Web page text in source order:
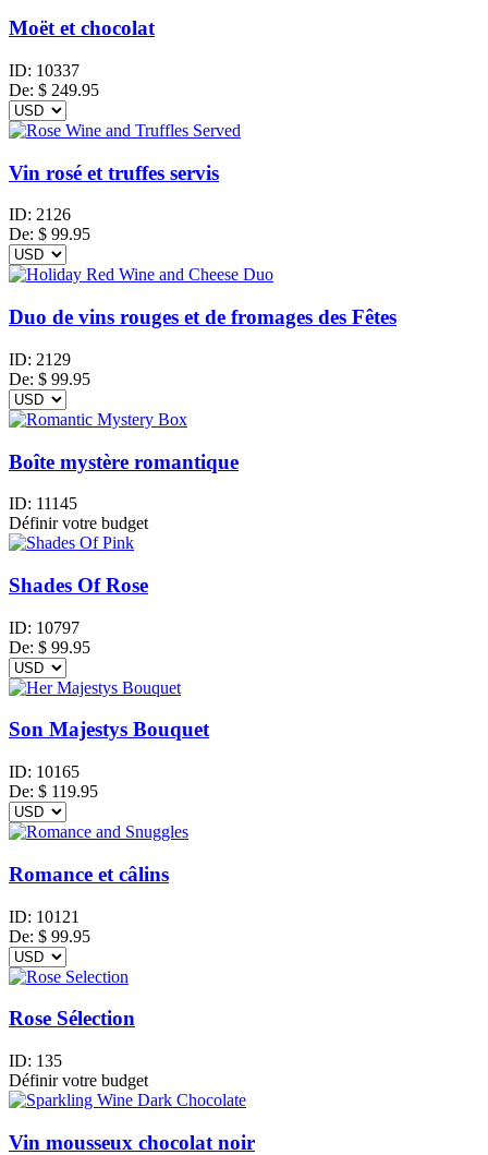
Moët et chocolat
ID: 10337
De: $ 249.95
Vin rosé et truffes servis
ID: 2126
De: $ 99.95
Duo de vins rouges et de fromages des Fêtes
ID: 2129
De: $ 99.95
Boîte mystère romantique
ID: 11145
Définir votre budget
Shades Of Rose
ID: 10797
De: $ 99.95
Son Majestys Bouquet
ID: 10165
De: $ 119.95
Romance et câlins
ID: 10121
De: $ 99.95
Rose Sélection
ID: 135
Définir votre budget
Vin mousseux chocolat noir